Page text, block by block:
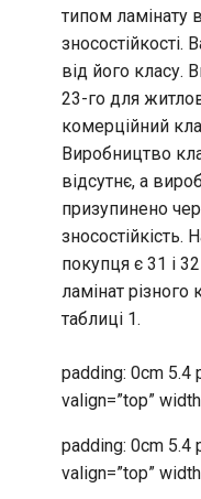
типом ламінату
зносостійкості.
від його класу.
23-го для
комерційний
Виробництво
відсутнє, а
призупинено
покупця є 31 і
ламінат різного
таблиці 1.
padding: 0cm 5.4
valign=”top”
padding: 0cm 5.4
valign=”top”